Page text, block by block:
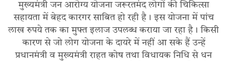
मुख्यमंत्री जन आरोग्य योजना जरूरतमंद लोगों की चिकित्सा
सहायता में बेहद कारगर साबित हो रही है। इस योजना में पांच
लाख रुपये तक का मुफ्त इलाज उपलब्ध कराया जा रहा है। किसी
कारण से जो लोग योजना के दायरे में नहीं आ सके हैं उन्हें
प्रधानमंत्री व मुख्यमंत्री राहत कोष तथा विधायक निधि से धन